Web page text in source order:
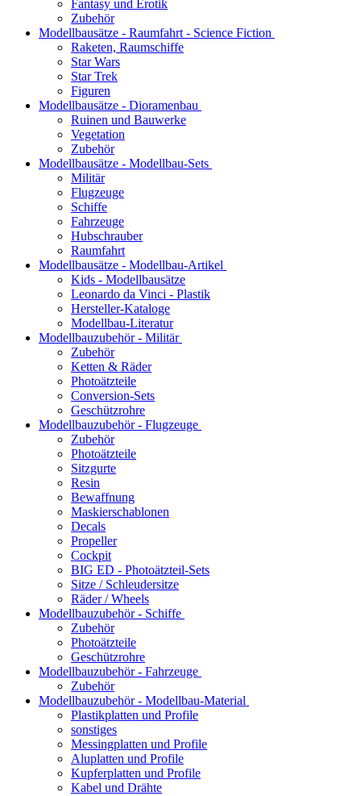
Fantasy und Erotik
Zubehör
Modellbausätze - Raumfahrt - Science Fiction
Raketen, Raumschiffe
Star Wars
Star Trek
Figuren
Modellbausätze - Dioramenbau
Ruinen und Bauwerke
Vegetation
Zubehör
Modellbausätze - Modellbau-Sets
Militär
Flugzeuge
Schiffe
Fahrzeuge
Hubschrauber
Raumfahrt
Modellbausätze - Modellbau-Artikel
Kids - Modellbausätze
Leonardo da Vinci - Plastik
Hersteller-Kataloge
Modellbau-Literatur
Modellbauzubehör - Militär
Zubehör
Ketten & Räder
Photoätzteile
Conversion-Sets
Geschützrohre
Modellbauzubehör - Flugzeuge
Zubehör
Photoätzteile
Sitzgurte
Resin
Bewaffnung
Maskierschablonen
Decals
Propeller
Cockpit
BIG ED - Photoätzteil-Sets
Sitze / Schleudersitze
Räder / Wheels
Modellbauzubehör - Schiffe
Zubehör
Photoätzteile
Geschützrohre
Modellbauzubehör - Fahrzeuge
Zubehör
Modellbauzubehör - Modellbau-Material
Plastikplatten und Profile
sonstiges
Messingplatten und Profile
Aluplatten und Profile
Kupferplatten und Profile
Kabel und Drähte